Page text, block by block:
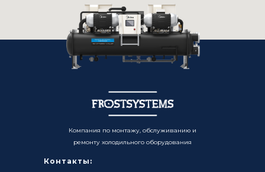
Контакты:
Компания по монтажу, обслуживанию и
ремонту холодильного оборудования